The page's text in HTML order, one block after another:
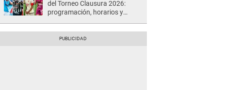
del Torneo Clausura 2026:
programación, horarios y